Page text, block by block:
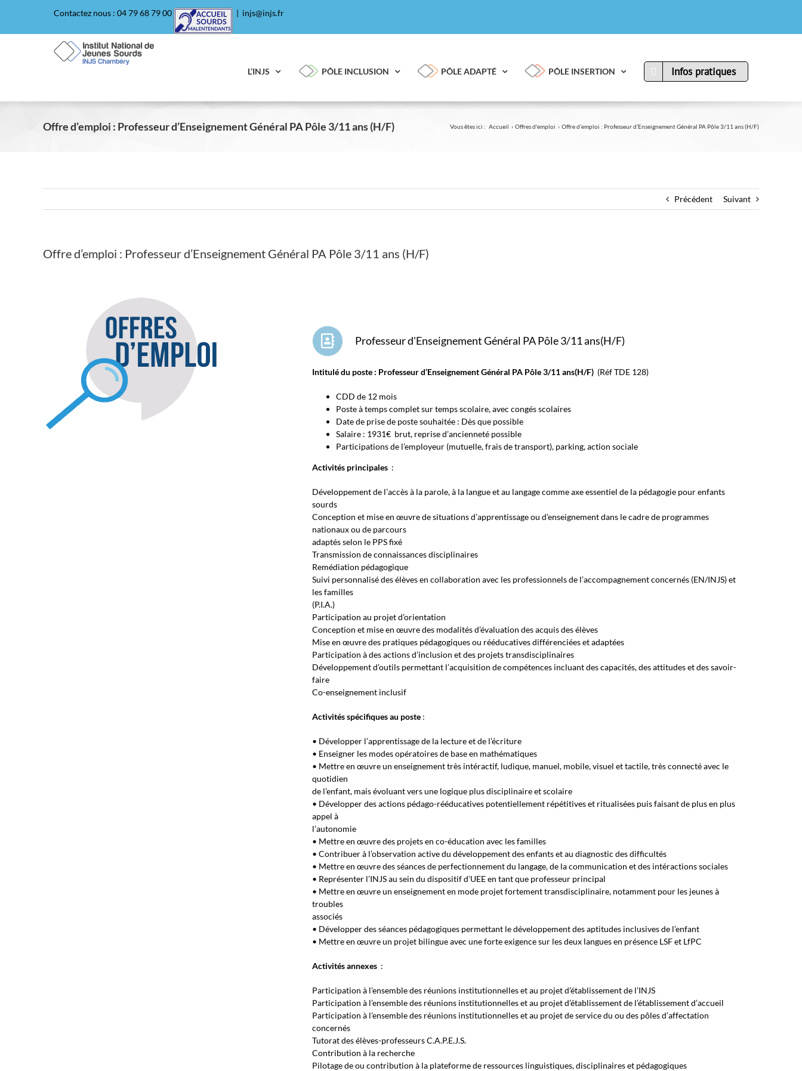
Contactez nous : 04 79 68 79 00 | injs@injs.fr
L’INJS PÔLE INCLUSION PÔLE ADAPTÉ PÔLE INSERTION Infos pratiques
Offre d’emploi : Professeur d’Enseignement Général PA Pôle 3/11 ans (H/F) Vous êtes ici : Accueil Offres d'emploi Offre d’emploi : Professeur d’Enseignement Général PA Pôle 3/11 ans (H/F)
Précédent Suivant
Offre d’emploi : Professeur d’Enseignement Général PA Pôle 3/11 ans (H/F)
Professeur d'Enseignement Général PA Pôle 3/11 ans(H/F)
Intitulé du poste : Professeur d’Enseignement Général PA Pôle 3/11 ans(H/F) (Réf TDE 128)
CDD de 12 mois
Poste à temps complet sur temps scolaire, avec congés scolaires
Date de prise de poste souhaitée : Dès que possible
Salaire : 1931€ brut, reprise d’ancienneté possible
Participations de l’employeur (mutuelle, frais de transport), parking, action sociale
Activités principales:
Développement de l’accès à la parole, à la langue et au langage comme axe essentiel de la pédagogie pour enfants
sourds
Conception et mise en œuvre de situations d’apprentissage ou d’enseignement dans le cadre de programmes
nationaux ou de parcours
adaptés selon le PPS fixé
Transmission de connaissances disciplinaires
Remédiation pédagogique
Suivi personnalisé des élèves en collaboration avec les professionnels de l’accompagnement concernés (EN/INJS) et
les familles
(P.I.A.)
Participation au projet d’orientation
Conception et mise en œuvre des modalités d’évaluation des acquis des élèves
Mise en œuvre des pratiques pédagogiques ou rééducatives différenciées et adaptées
Participation à des actions d’inclusion et des projets transdisciplinaires
Développement d’outils permettant l’acquisition de compétences incluant des capacités, des attitudes et des savoir-
faire
Co-enseignement inclusif
Activités spécifiques au poste:
• Développer l’apprentissage de la lecture et de l’écriture
• Enseigner les modes opératoires de base en mathématiques
• Mettre en œuvre un enseignement très intéractif, ludique, manuel, mobile, visuel et tactile, très connecté avec le
quotidien
de l’enfant, mais évoluant vers une logique plus disciplinaire et scolaire
• Développer des actions pédago-rééducatives potentiellement répétitives et ritualisées puis faisant de plus en plus
appel à
l’autonomie
• Mettre en œuvre des projets en co-éducation avec les familles
• Contribuer à l’observation active du développement des enfants et au diagnostic des difficultés
• Mettre en œuvre des séances de perfectionnement du langage, de la communication et des intéractions sociales
• Représenter l’INJS au sein du dispositif d’UEE en tant que professeur principal
• Mettre en œuvre un enseignement en mode projet fortement transdisciplinaire, notamment pour les jeunes à
troubles
associés
• Développer des séances pédagogiques permettant le développement des aptitudes inclusives de l’enfant
• Mettre en œuvre un projet bilingue avec une forte exigence sur les deux langues en présence LSF et LfPC
Activités annexes:
Participation à l’ensemble des réunions institutionnelles et au projet d’établissement de l’INJS
Participation à l’ensemble des réunions institutionnelles et au projet d’établissement de l’établissement d’accueil
Participation à l’ensemble des réunions institutionnelles et au projet de service du ou des pôles d’affectation
concernés
Tutorat des élèves-professeurs C.A.P.E.J.S.
Contribution à la recherche
Pilotage de ou contribution à la plateforme de ressources linguistiques, disciplinaires et pédagogiques